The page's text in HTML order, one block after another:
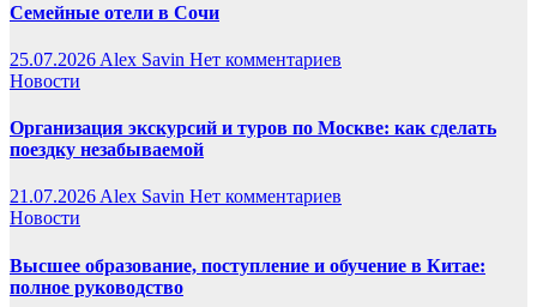
Семейные отели в Сочи
25.07.2026 Alex Savin Нет комментариев
Новости
Организация экскурсий и туров по Москве: как сделать
поездку незабываемой
21.07.2026 Alex Savin Нет комментариев
Новости
Высшее образование, поступление и обучение в Китае:
полное руководство